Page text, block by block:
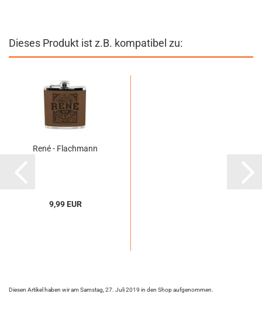
Dieses Produkt ist z.B. kompatibel zu:
René - Flachmann
9,99 EUR
Diesen Artikel haben wir am Samstag, 27. Juli 2019 in den Shop aufgenommen.